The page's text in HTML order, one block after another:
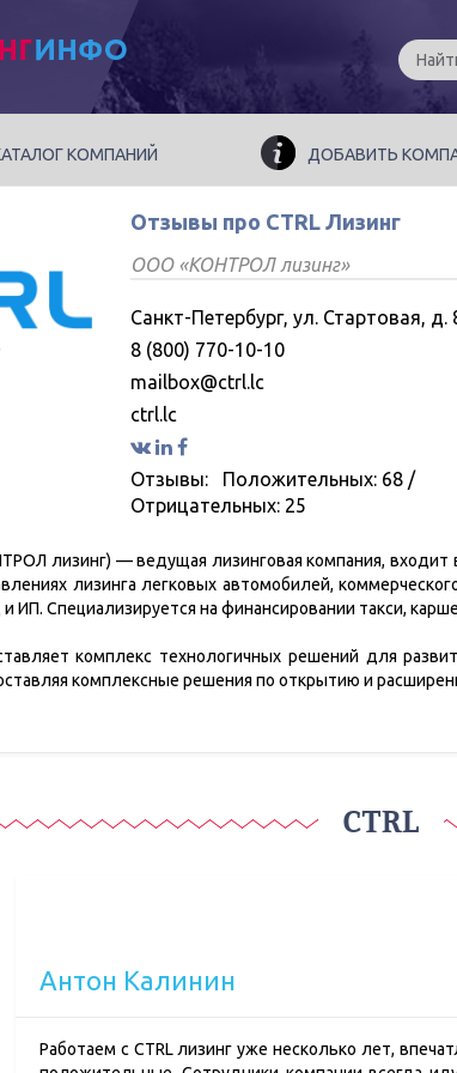
КОМПАНИЙ ДОБАВИТЬ
Отзывы про CTRL Лизинг
ООО «КОНТРОЛ лизинг»
Санкт-Петербург, ул. Стартовая, д.
8 (800) 770-10-10
mailbox@ctrl.lc
ctrl.lc
Отзывы: Положительных: 68/
Отрицательных: 25
лизинг) — ведущая лизинговая компания, входит
лизинга легковых автомобилей,
ИП. Специализируется на финансировании такси,
комплекс технологичных решений для
комплексные решения по открытию и
CTRL
Антон Калинин
Работаем с CTRL лизинг уже несколько лет,